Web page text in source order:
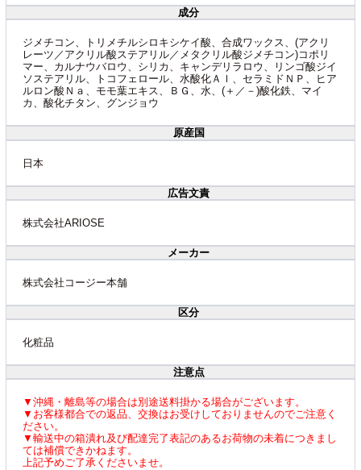
成分
ジメチコン、トリメチルシロキシケイ酸、合成ワックス、(アクリ
レーツ／アクリル酸ステアリル／メタクリル酸ジメチコン)コポリ
マー、カルナウバロウ、シリカ、キャンデリラロウ、リンゴ酸ジイ
ソステアリル、トコフェロール、水酸化Ａｌ、セラミドＮＰ、ヒア
ルロン酸Ｎａ、モモ葉エキス、ＢＧ、水、(＋／－)酸化鉄、マイ
カ、酸化チタン、グンジョウ
原産国
日本
広告文責
株式会社ARIOSE
メーカー
株式会社コージー本舗
区分
化粧品
注意点
▼沖縄・離島等の場合は別途送料掛かる場合がございます。
▼お客様都合での返品、交換はお受けしておりませんのでご注意く
ださい。
▼輸送中の箱潰れ及び配達完了表記のあるお荷物の未着につきまし
ては補償できかねます。
上記予めご了承くださいませ。